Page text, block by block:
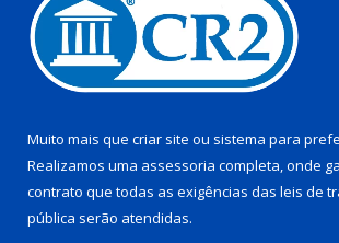
Muito mais que criar site ou sistema para
Realizamos uma assessoria completa, onde
contrato que todas as exigências das leis de
pública serão atendidas.